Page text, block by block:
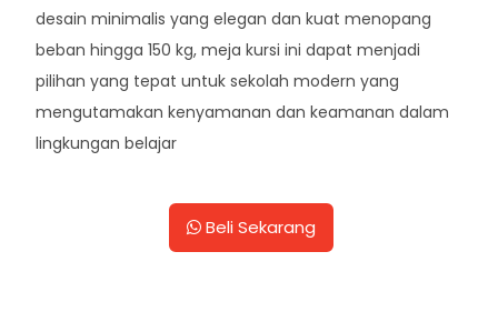
desain minimalis yang elegan dan kuat menopang
beban hingga 150 kg, meja kursi ini dapat menjadi
pilihan yang tepat untuk sekolah modern yang
mengutamakan kenyamanan dan keamanan dalam
lingkungan belajar
Beli Sekarang